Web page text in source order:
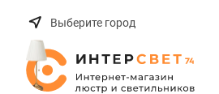
Выберите город